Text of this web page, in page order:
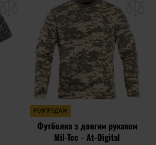
списку
уподобань
РОЗПРОДАЖ
Футболка з довгим рукавом
Mil-Tec - At-Digital